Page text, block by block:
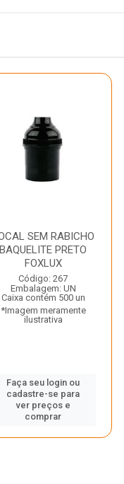
SEM RABICHO
BAQUELITE PRETO
FOXLUX
Código: 267
Embalagem: UN
Caixa contém 500 un
*Imagem meramente
ilustrativa
Faça seu login ou
cadastre-se para
ver preços e
comprar